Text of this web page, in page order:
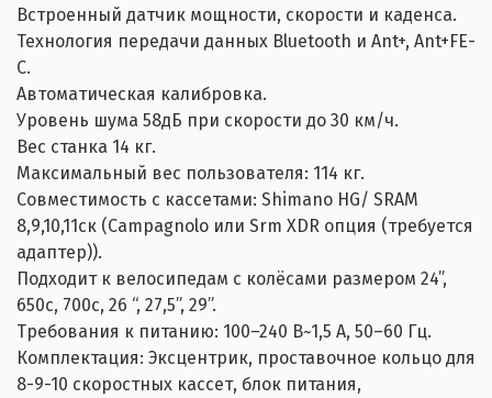
Встроенный датчик мощности, скорости и каденса.
Технология передачи данных Bluetooth и Ant+, Ant+FE-
C.
Автоматическая калибровка.
Уровень шума 58дБ при скорости до 30 км/ч.
Вес станка 14 кг.
Максимальный вес пользователя: 114 кг.
Совместимость с кассетами: Shimano HG/ SRAM
8,9,10,11ск (Campagnolo или Srm XDR опция (требуется
адаптер)).
Подходит к велосипедам с колёсами размером 24”,
650c, 700c, 26 “, 27,5”, 29”.
Требования к питанию: 100–240 В~1,5 А, 50–60 Гц.
Комплектация: Эксцентрик, проставочное кольцо для
8-9-10 скоростных кассет, блок питания,